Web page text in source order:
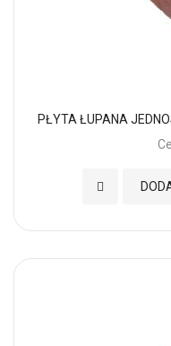
PŁYTA ŁUPANA
Dodaj do